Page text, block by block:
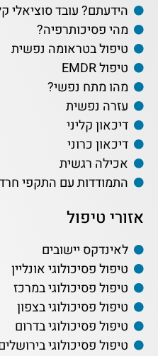
הידעתם? עובד סוציאלי
מהי פסיכותרפיה?
טיפול בטראומה נפשית
טיפול EMDR
מהו מתח נפשי?
עזרה נפשית
דיכאון קליני
דיכאון כרוני
אכילה רגשית
התמודדות עם התקפי
אזורי טיפול
לאינדקס יישובים
טיפול פסיכולוגי אונליין
טיפול פסיכולוגי במרכז
טיפול פסיכולוגי בצפון
טיפול פסיכולוגי בדרום
טיפול פסיכולוגי